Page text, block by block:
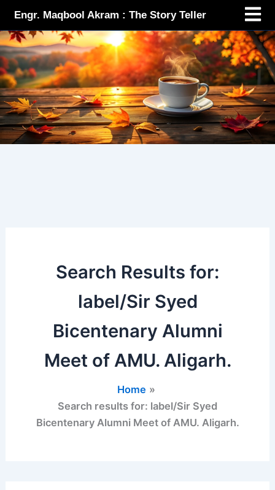
content
Engr. Maqbool Akram : The Story Teller
Menu
Search Results for:
label/Sir Syed
Bicentenary Alumni
Meet of AMU. Aligarh.
Home
Search results for: label/Sir Syed
Bicentenary Alumni Meet of AMU. Aligarh.